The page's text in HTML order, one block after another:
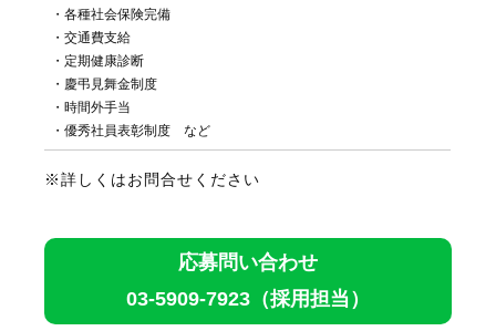
・各種社会保険完備
・交通費支給
・定期健康診断
・慶弔見舞金制度
・時間外手当
・優秀社員表彰制度 など
※詳しくはお問合せください
応募問い合わせ
03-5909-7923 （採用担当）